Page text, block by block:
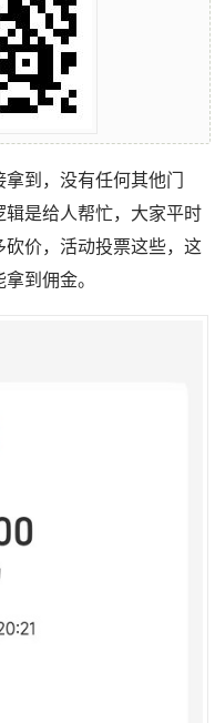
到，没有任何其他门
是给人帮忙，大家平时
价，活动投票这些，这
到佣金。